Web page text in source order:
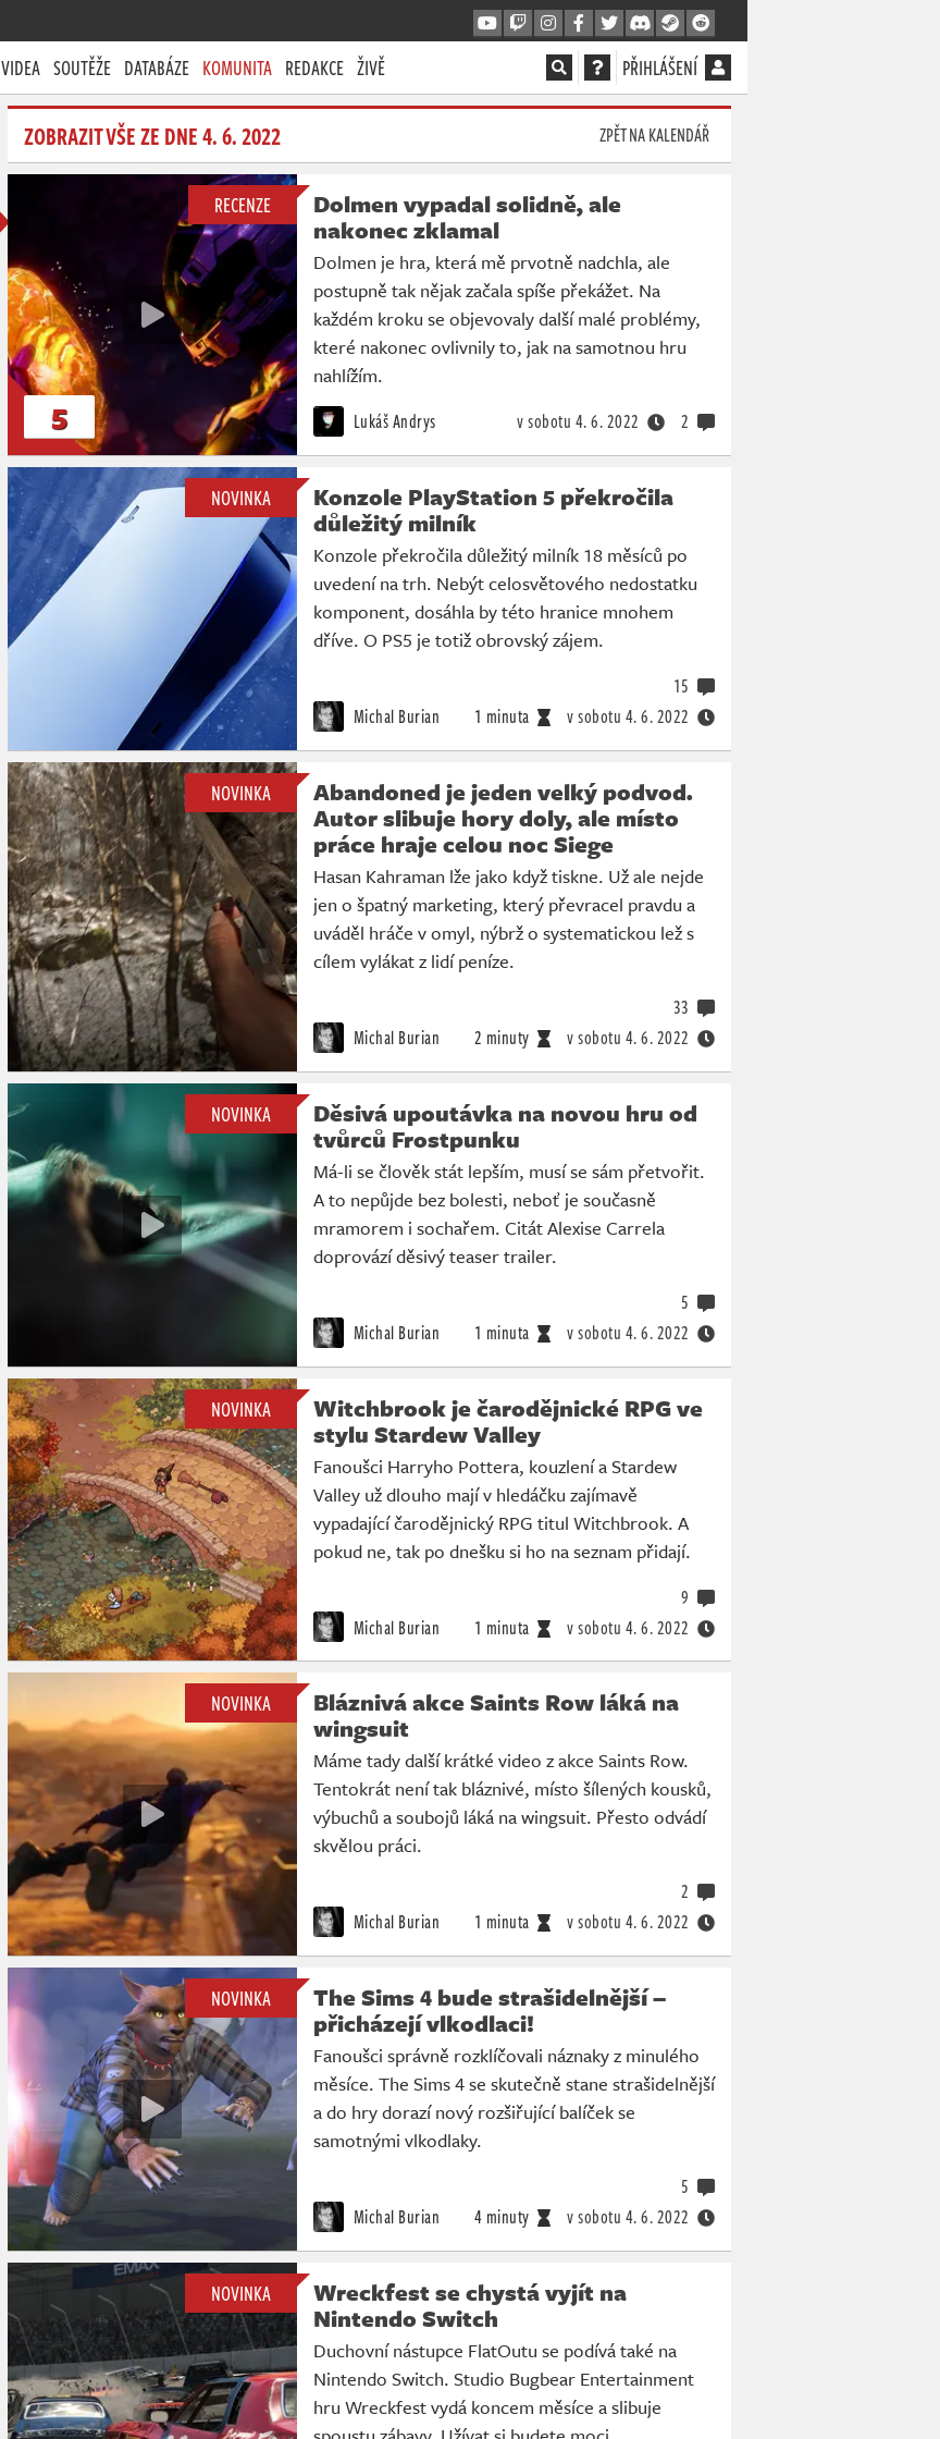
VIDEA SOUTĚŽE DATABÁZE KOMUNITA REDAKCE ŽIVĚ PŘIHLÁŠENÍ
ZOBRAZIT VŠE ZE DNE 4. 6. 2022 ZPĚT NA KALENDÁŘ
RECENZE
5
Dolmen vypadal solidně, ale
nakonec zklamal
Dolmen je hra, která mě prvotně nadchla, ale
postupně tak nějak začala spíše překážet. Na
každém kroku se objevovaly další malé problémy,
které nakonec ovlivnily to, jak na samotnou hru
nahlížím.
Lukáš Andrys v sobotu 4. 6. 2022 2
NOVINKA
Konzole PlayStation 5 překročila
důležitý milník
Konzole překročila důležitý milník 18 měsíců po
uvedení na trh. Nebýt celosvětového nedostatku
komponent, dosáhla by této hranice mnohem
dříve. O PS5 je totiž obrovský zájem.
Michal Burian 1 minuta v sobotu 4. 6. 2022
15
NOVINKA
Abandoned je jeden velký podvod.
Autor slibuje hory doly, ale místo
práce hraje celou noc Siege
Hasan Kahraman lže jako když tiskne. Už ale nejde
jen o špatný marketing, který převracel pravdu a
uváděl hráče v omyl, nýbrž o systematickou lež s
cílem vylákat z lidí peníze.
Michal Burian 2 minuty v sobotu 4. 6. 2022
33
NOVINKA
Děsivá upoutávka na novou hru od
tvůrců Frostpunku
Má-li se člověk stát lepším, musí se sám přetvořit.
A to nepůjde bez bolesti, neboť je současně
mramorem i sochařem. Citát Alexise Carrela
doprovází děsivý teaser trailer.
Michal Burian 1 minuta v sobotu 4. 6. 2022
5
NOVINKA
Witchbrook je čarodějnické RPG ve
stylu Stardew Valley
Fanoušci Harryho Pottera, kouzlení a Stardew
Valley už dlouho mají v hledáčku zajímavě
vypadající čarodějnický RPG titul Witchbrook. A
pokud ne, tak po dnešku si ho na seznam přidají.
Michal Burian 1 minuta v sobotu 4. 6. 2022
9
NOVINKA
Bláznivá akce Saints Row láká na
wingsuit
Máme tady další krátké video z akce Saints Row.
Tentokrát není tak bláznivé, místo šílených kousků,
výbuchů a soubojů láká na wingsuit. Přesto odvádí
skvělou práci.
Michal Burian 1 minuta v sobotu 4. 6. 2022
2
NOVINKA
The Sims 4 bude strašidelnější –
přicházejí vlkodlaci!
Fanoušci správně rozklíčovali náznaky z minulého
měsíce. The Sims 4 se skutečně stane strašidelnější
a do hry dorazí nový rozšiřující balíček se
samotnými vlkodlaky.
Michal Burian 4 minuty v sobotu 4. 6. 2022
5
NOVINKA
Wreckfest se chystá vyjít na
Nintendo Switch
Duchovní nástupce FlatOutu se podívá také na
Nintendo Switch. Studio Bugbear Entertainment
hru Wreckfest vydá koncem měsíce a slibuje